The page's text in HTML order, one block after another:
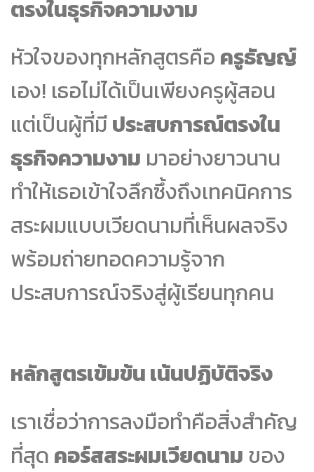
ตรงในธุรกิจความงาม
หัวใจของทุกหลักสูตรคือ ครูธัญญ์
เอง! เธอไม่ได้เป็นเพียงครูผู้สอน
แต่เป็นผู้ที่มีประสบการณ์ตรงใน
ธุรกิจความงาม มาอย่างยาวนาน
ทำให้เธอเข้าใจลึกซึ้งถึงเทคนิคการ
สระผมแบบเวียดนามที่เห็นผลจริง
พร้อมถ่ายทอดความรู้จาก
ประสบการณ์จริงสู่ผู้เรียนทุกคน
หลักสูตรเข้มข้น เน้นปฏิบัติจริง
เราเชื่อว่าการลงมือทำคือสิ่งสำคัญ
ที่สุด คอร์สสระผมเวียดนาม ของ